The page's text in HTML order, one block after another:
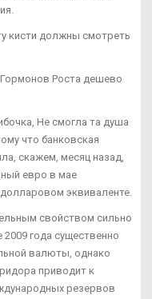
кисти должны смотреть
Роста дешево
Не смогла та душа
что банковская
скажем, месяц назад,
евро в мае
эквиваленте.
свойством сильно
2009 года существенно
валюты, однако
приводит к
резервов